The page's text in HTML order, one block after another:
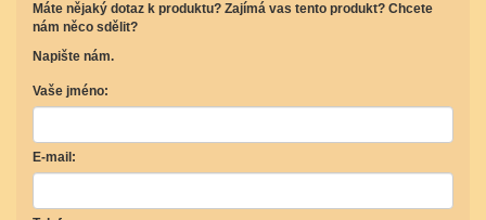
Máte nějaký dotaz k produktu? Zajímá vas tento produkt? Chcete
nám něco sdělit?
Napište nám.
Vaše jméno:
E-mail: